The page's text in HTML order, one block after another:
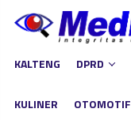
Loncat
KALTENG DPRD
KULINER OTOMOTIF